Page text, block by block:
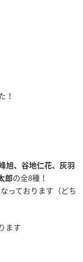
！
旭、谷地仁花、灰羽
郎の全8種！
っております（どち
ます